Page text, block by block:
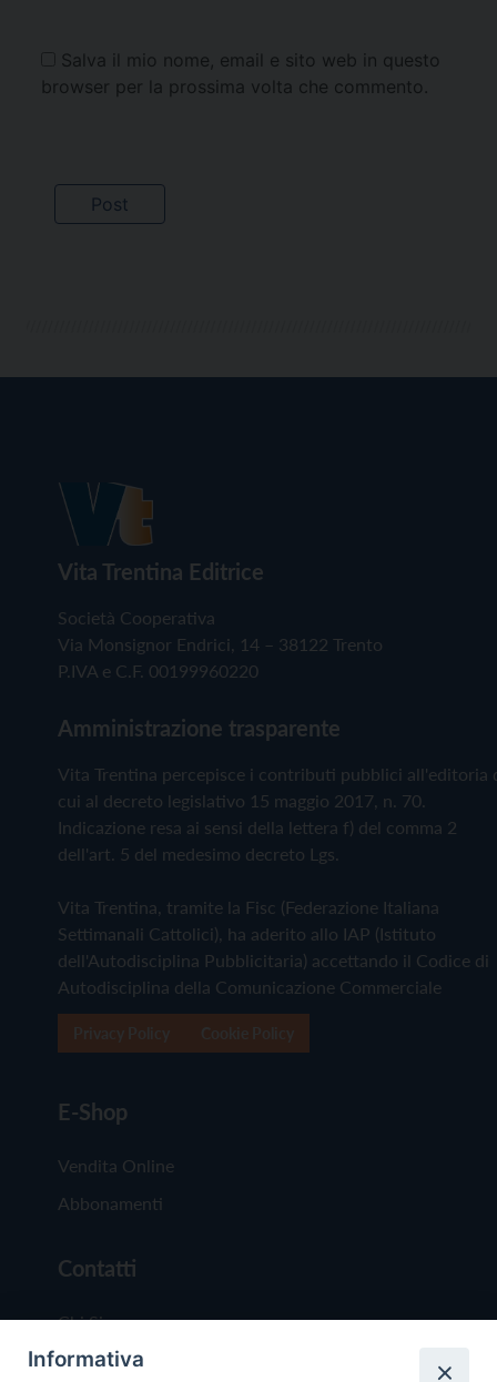
Salva il mio nome, email e sito web in questo
browser per la prossima volta che commento.
Vita Trentina Editrice
Società Cooperativa
Via Monsignor Endrici, 14 – 38122 Trento
P.IVA e C.F. 00199960220
Amministrazione trasparente
Vita Trentina percepisce i contributi pubblici all'editoria
cui al decreto legislativo 15 maggio 2017, n. 70.
Indicazione resa ai sensi della lettera f) del comma 2
dell'art. 5 del medesimo decreto Lgs.
Vita Trentina, tramite la Fisc (Federazione Italiana
Settimanali Cattolici), ha aderito allo IAP (Istituto
dell'Autodisciplina Pubblicitaria) accettando il Codice di
Autodisciplina della Comunicazione Commerciale
E-Shop
Vendita Online
Abbonamenti
Contatti
Chi Siamo
Redazione
Informativa